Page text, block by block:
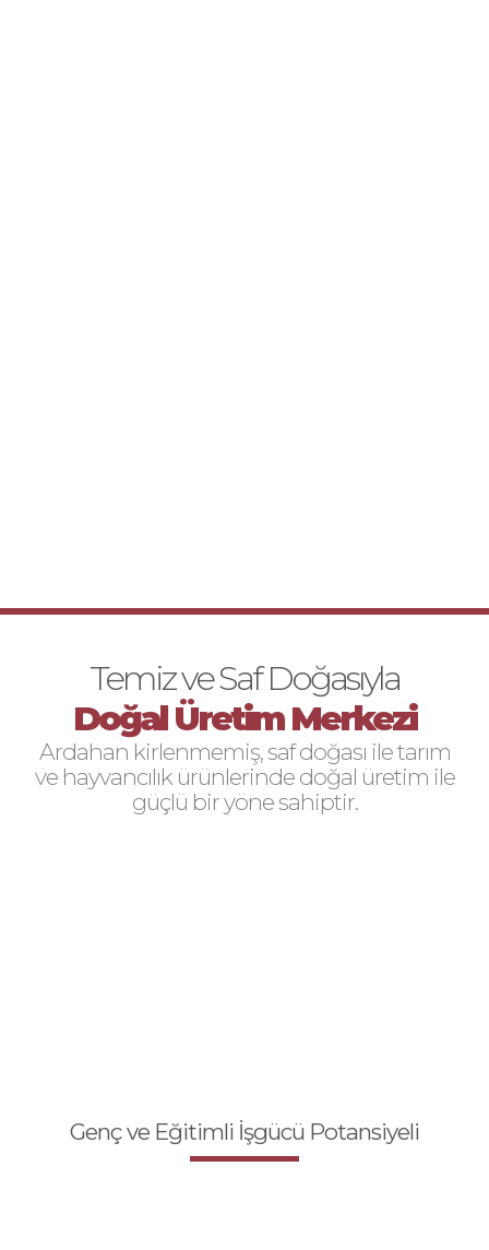
Temiz ve Saf Doğasıyla
Doğal Üretim Merkezi
Ardahan kirlenmemiş, saf doğası ile tarım
ve hayvancılık ürünlerinde doğal üretim ile
güçlü bir yöne sahiptir.
Genç ve Eğitimli İşgücü Potansiyeli